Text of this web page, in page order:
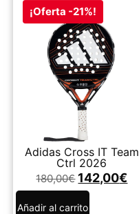
¡Oferta -21%!
Adidas Cross IT Team
Ctrl 2026
180,00€ 142,00€
Añadir al carrito